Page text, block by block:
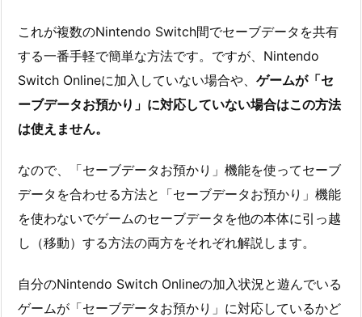
これが複数のNintendo Switch間でセーブデータを共有
する一番手軽で簡単な方法です。ですが、Nintendo
Switch Onlineに加入していない場合や、 ゲームが「セ
ーブデータお預かり」に対応していない場合はこの方法
は使えません。
なので、「セーブデータお預かり」機能を使ってセーブ
データを合わせる方法と「セーブデータお預かり」機能
を使わないでゲームのセーブデータを他の本体に引っ越
し（移動）する方法の両方をそれぞれ解説します。
自分のNintendo Switch Onlineの加入状況と遊んでいる
ゲームが「セーブデータお預かり」に対応しているかど